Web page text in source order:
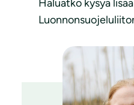
Haluatko kysyä lisää